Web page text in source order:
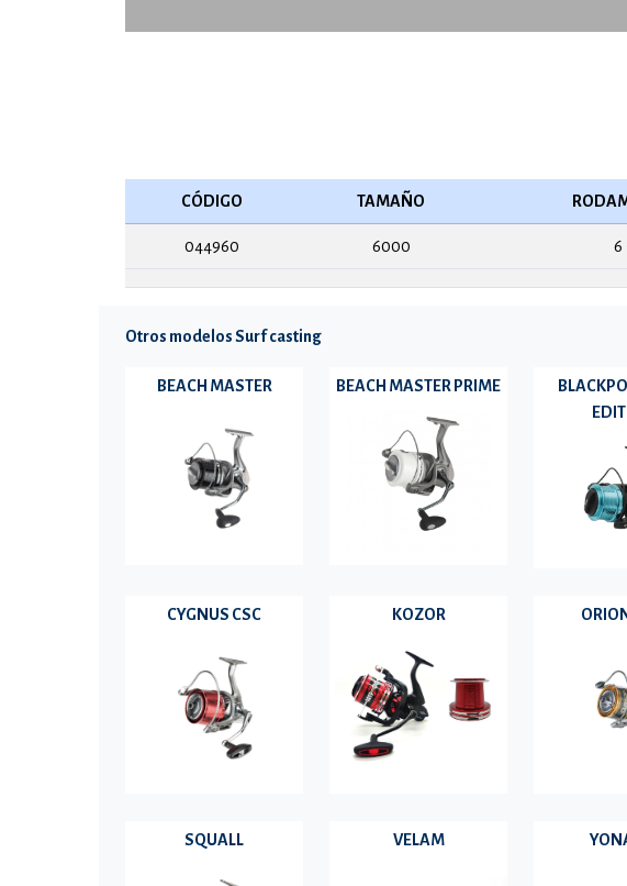
CÓDIGO TAMAÑO
044960 6000 6
Otros modelos Surf casting
BEACH MASTER BEACH MASTER PRIME
CYGNUS CSC KOZOR
SQUALL VELAM